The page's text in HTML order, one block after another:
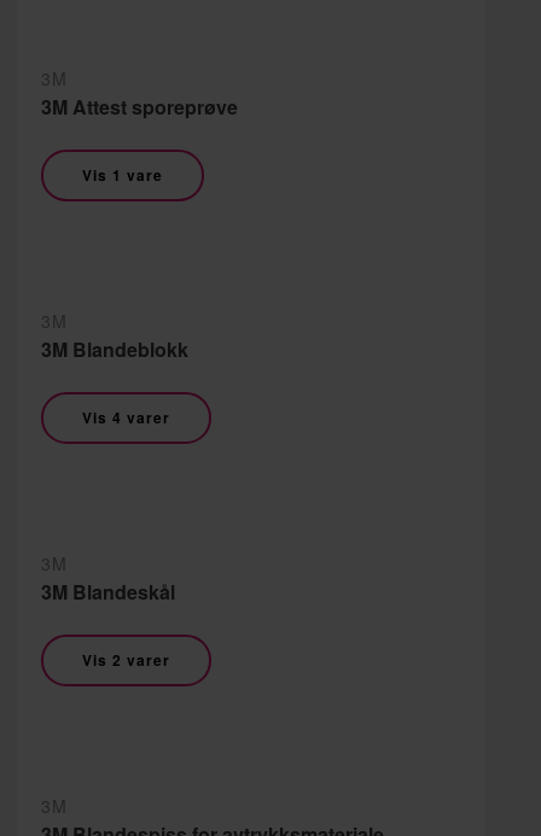
3M
3M Attest sporeprøve
Vis 1 vare
3M
3M Blandeblokk
Vis 4 varer
3M
3M Blandeskål
Vis 2 varer
3M